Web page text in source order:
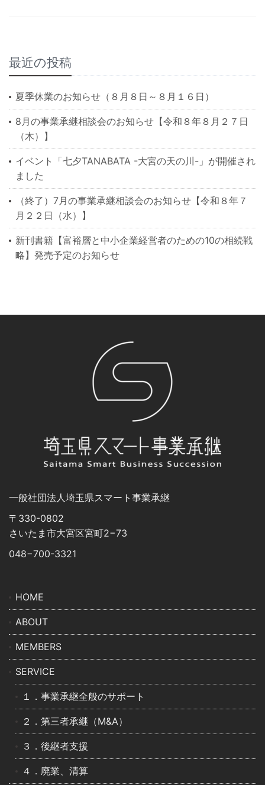
最近の投稿
夏季休業のお知らせ（８月８日～８月１６日）
8月の事業承継相談会のお知らせ【令和８年８月２７日
（木）】
イベント「七夕TANABATA -大宮の天の川-」が開催され
ました
（終了）7月の事業承継相談会のお知らせ【令和８年７
月２２日（水）】
新刊書籍【富裕層と中小企業経営者のための10の相続戦
略】発売予定のお知らせ
⼀般社団法⼈埼⽟県スマート事業承継
〒330-0802
さいたま市⼤宮区宮町2−73
048−700-3321
HOME
ABOUT
MEMBERS
SERVICE
１．事業承継全般のサポート
２．第三者承継（M&A）
３．後継者支援
４．廃業、清算